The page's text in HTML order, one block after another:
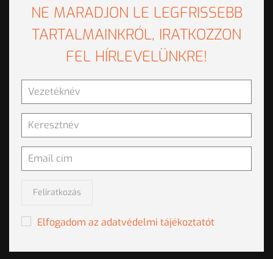
Ügyfélszolgálat
Hanga - A hangvezérelt IVR
Integráció
Python integráció az IBM SPSS Modeler szoftverbe
R integráció
Kockázatkezelés
NE MARADJON LE LEGFRISSEBB
TARTALMAINKRÓL, IRATKOZZON
FEL HÍRLEVELÜNKRE!
Feliratkozás
Elfogadom az adatvédelmi tájékoztatót